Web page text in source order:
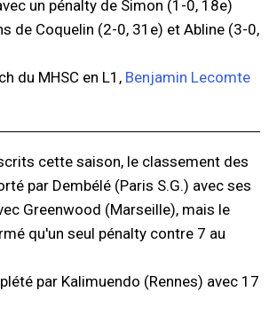
un pénalty de Simon (1-0, 18e)
de Coquelin (2-0, 31e) et Abline (3-0,
du MHSC en L1, Benjamin Lecomte
cette saison, le classement des
par Dembélé (Paris S.G.) avec ses
Greenwood (Marseille), mais le
qu'un seul pénalty contre 7 au
par Kalimuendo (Rennes) avec 17